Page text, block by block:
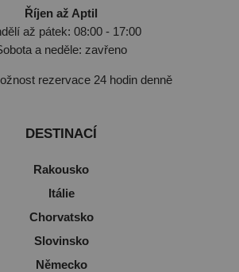
Říjen až Aptil
až pátek: 08:00 - 17:00
a neděle: zavřeno
rezervace 24 hodin denně
DESTINACÍ
Rakousko
Itálie
Chorvatsko
Slovinsko
Německo